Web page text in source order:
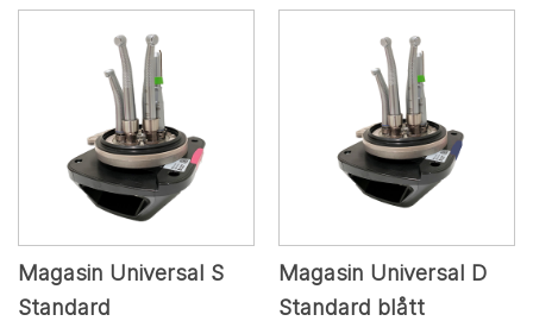
Magasin Universal S
Standard
Magasin Universal D
Standard blått